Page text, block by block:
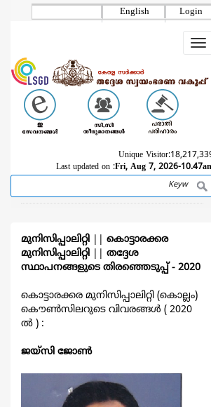
Login
English
Unique Visitor:
Last updated on :Fri, Aug 7, 2026-
Search
മുനിസിപ്പാലിറ്റി
കൊട്ടാരക്കര
മുനിസിപ്പാലിറ്റി
തദ്ദേശ
സ്ഥാപനങ്ങളുടെ തിരഞ്ഞെടുപ്പ്‌ - 2020
കൊട്ടാരക്കര മുനിസിപ്പാലിറ്റി (കൊല്ലം)
കൌൺസിലറുടെ വിവരങ്ങള്‍ ( 2020
ല്‍ ) :
ജയ്സി ജോൺ